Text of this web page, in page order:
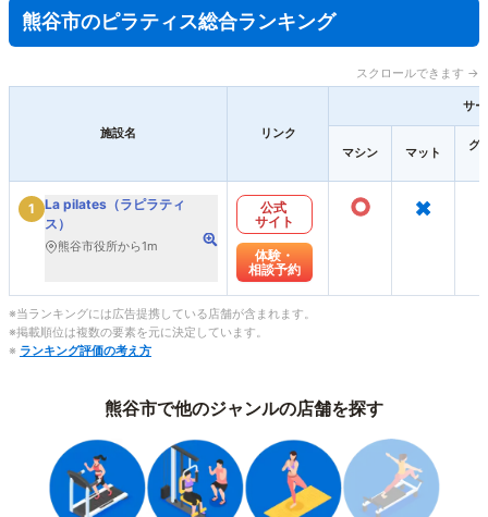
熊谷市のピラティス総合ランキング
スクロールできます →
施設名 リンク
サ
マシン マット
グ
1
La pilates（ラピラティ
ス）
熊谷市役所から1m
公式
サイト
体験・
相談予約
○ ×
※当ランキングには広告提携している店舗が含まれます。
※掲載順位は複数の要素を元に決定しています。
※ ランキング評価の考え方
熊谷市で他のジャンルの店舗を探す